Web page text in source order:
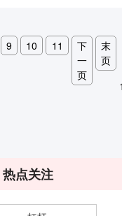
9 10 11
下
一
页
末
页
热点关注